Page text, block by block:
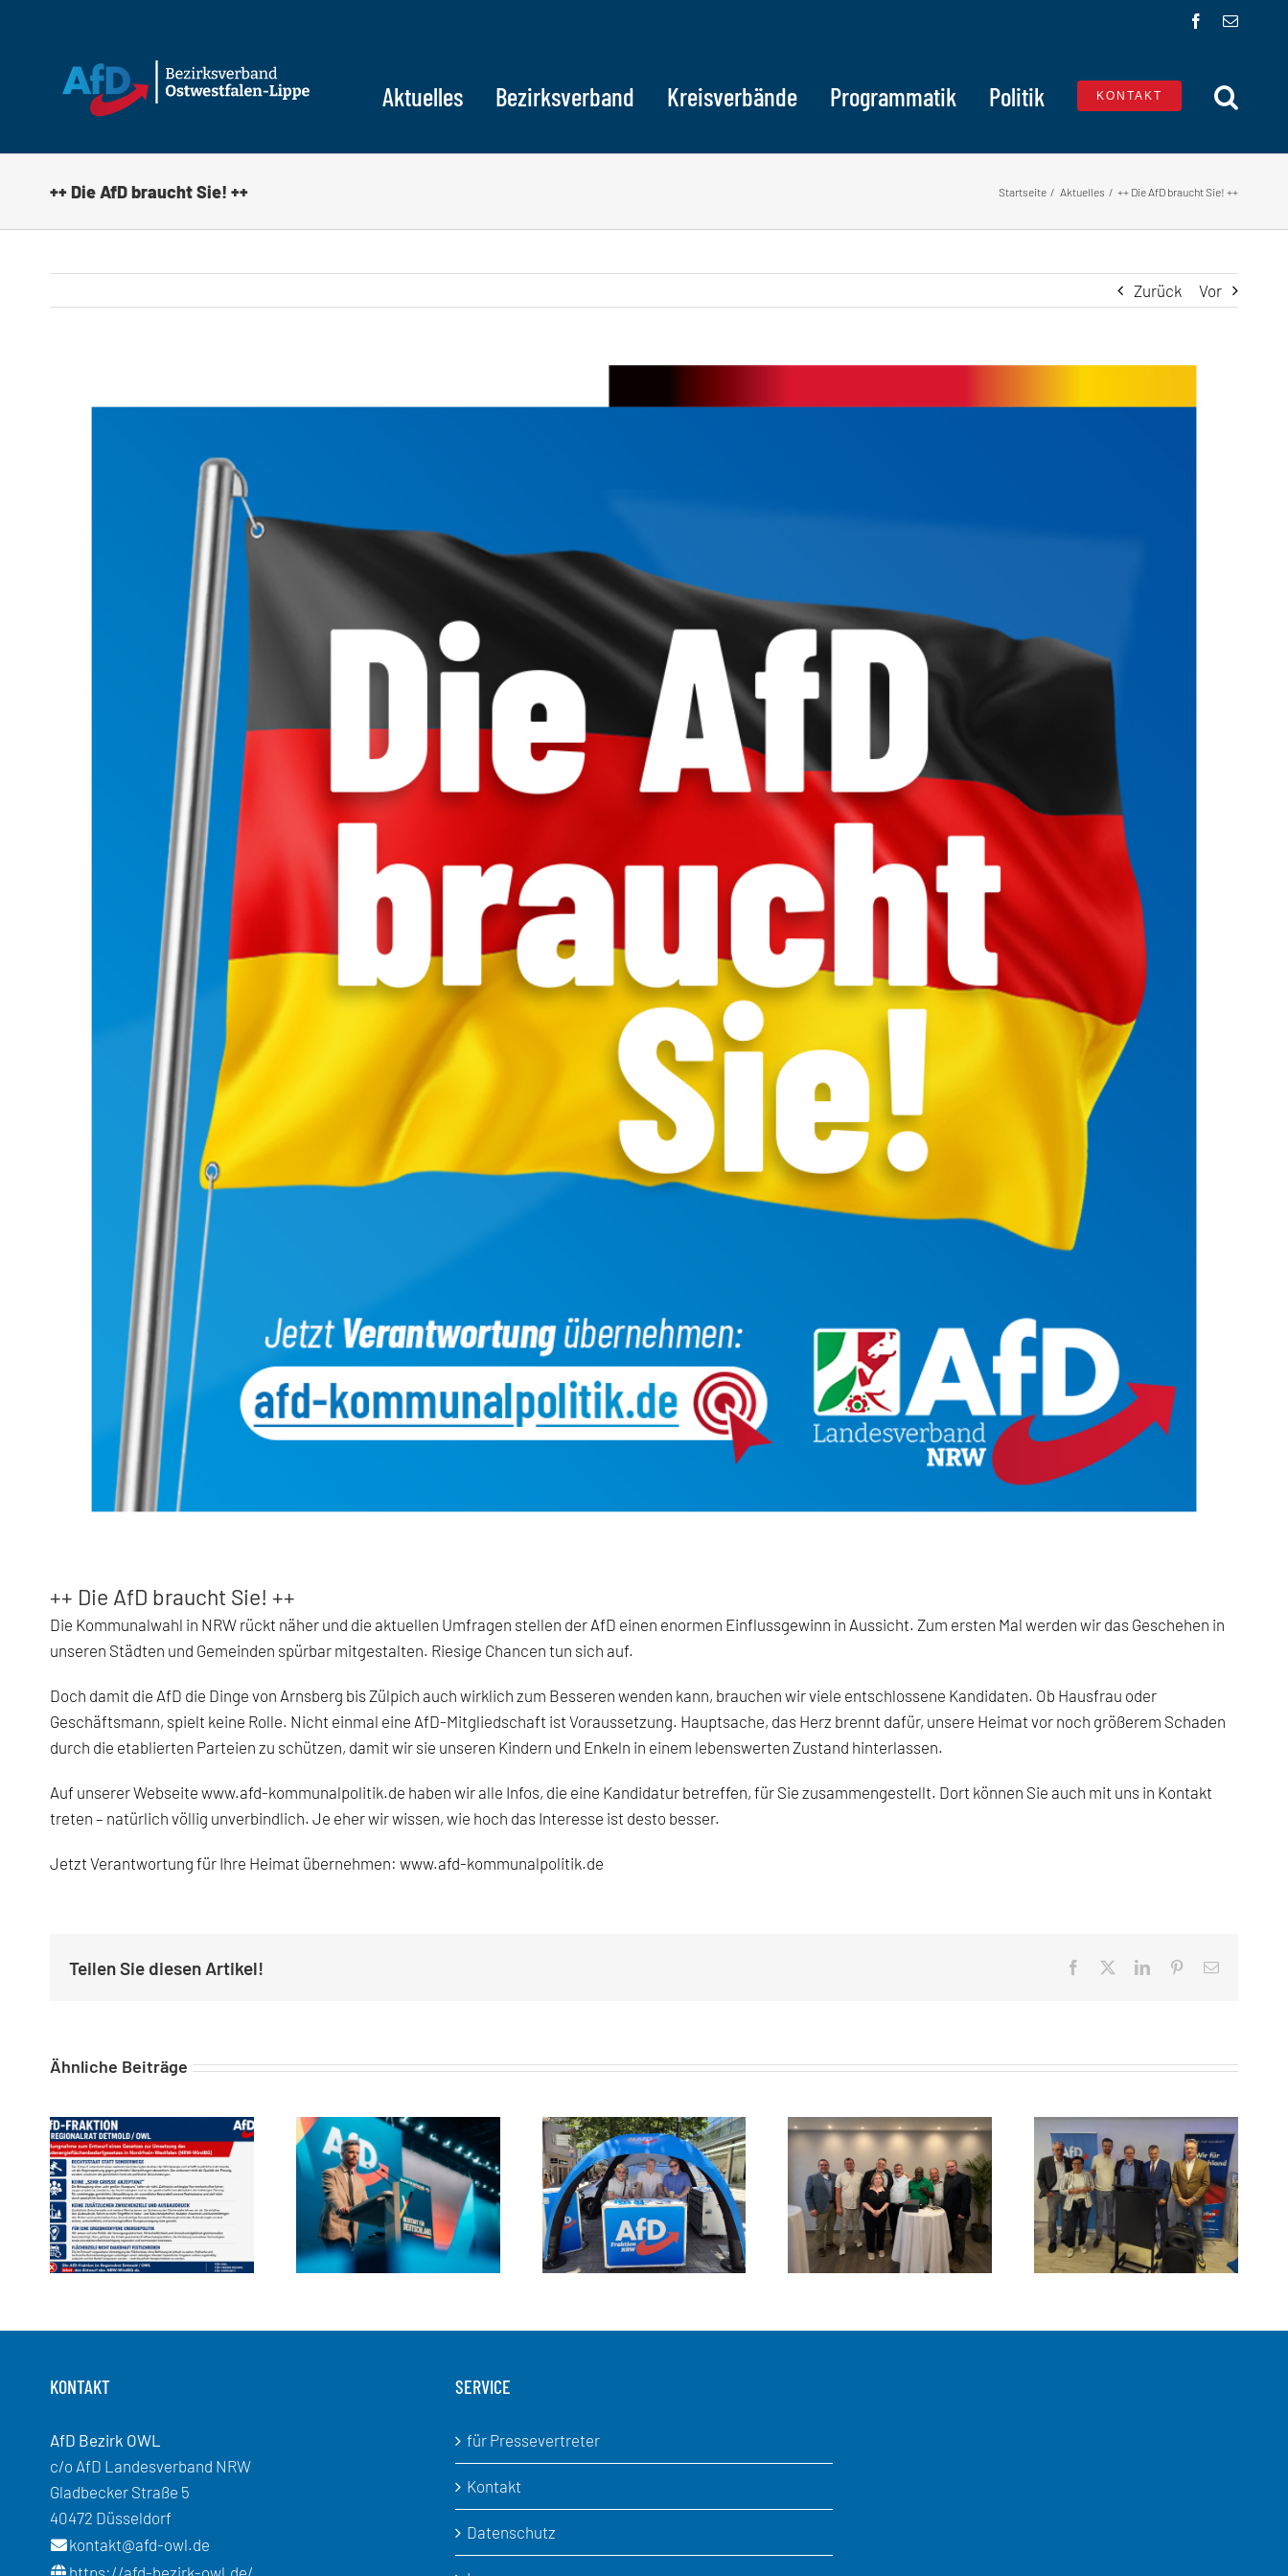
Facebook
E-
Aktuelles Bezirksverband Kreisverbände Programmatik Politik KONTAKT
++ Die AfD braucht Sie! ++ Startseite Aktuelles ++ Die AfD braucht Sie! ++
Zurück Vor
grösseres
++ Die AfD braucht Sie! ++
Die Kommunalwahl in NRW rückt näher und die aktuellen Umfragen stellen der AfD einen enormen Einflussgewinn in Aussicht. Zum ersten Mal werden wir das Geschehen in
unseren Städten und Gemeinden spürbar mitgestalten. Riesige Chancen tun sich auf.
Doch damit die AfD die Dinge von Arnsberg bis Zülpich auch wirklich zum Besseren wenden kann, brauchen wir viele entschlossene Kandidaten. Ob Hausfrau oder
Geschäftsmann, spielt keine Rolle. Nicht einmal eine AfD-Mitgliedschaft ist Voraussetzung. Hauptsache, das Herz brennt dafür, unsere Heimat vor noch größerem Schaden
durch die etablierten Parteien zu schützen, damit wir sie unseren Kindern und Enkeln in einem lebenswerten Zustand hinterlassen.
Auf unserer Webseite www.afd-kommunalpolitik.de haben wir alle Infos, die eine Kandidatur betreffen, für Sie zusammengestellt. Dort können Sie auch mit uns in Kontakt
treten – natürlich völlig unverbindlich. Je eher wir wissen, wie hoch das Interesse ist desto besser.
Jetzt Verantwortung für Ihre Heimat übernehmen: www.afd-kommunalpolitik.de
Teilen Sie diesen Artikel! Facebook LinkedInPinterest
E-
Ähnliche Beiträge
KONTAKT
AfD Bezirk OWL
c/o AfD Landesverband NRW
Gladbecker Straße 5
40472 Düsseldorf
kontakt@afd-owl.de
https://afd-bezirk-owl.de/
SERVICE
für Pressevertreter
Kontakt
Datenschutz